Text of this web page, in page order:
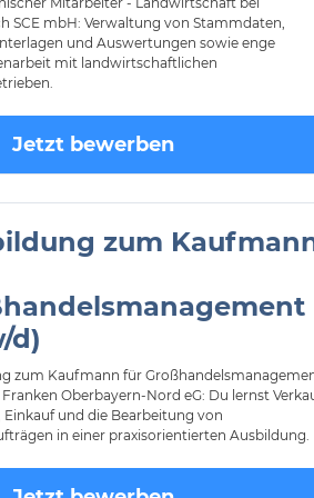
SCE mbH: Verwaltung von Stammdaten,
und Auswertungen sowie enge
mit landwirtschaftlichen
Jetzt bewerben
zum
d)
zum Kaufmann für
Franken Oberbayern-Nord eG: Du lernst
Einkauf und die Bearbeitung von
in einer praxisorientierten Ausbildung.